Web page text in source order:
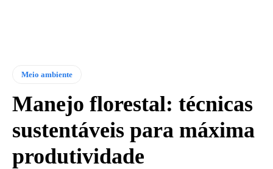
Meio ambiente
Manejo florestal: técnicas
sustentáveis para máxima
produtividade